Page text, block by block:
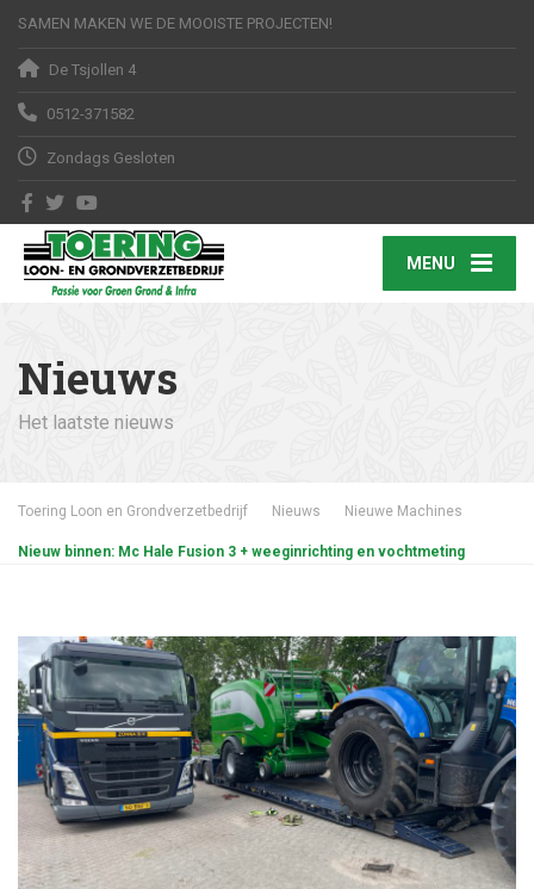
SAMEN MAKEN WE DE MOOISTE PROJECTEN!
De Tsjollen 4
0512-371582
Zondags Gesloten
MENU
Nieuws
Het laatste nieuws
Toering Loon en Grondverzetbedrijf Nieuws Nieuwe Machines
Nieuw binnen: Mc Hale Fusion 3 + weeginrichting en vochtmeting